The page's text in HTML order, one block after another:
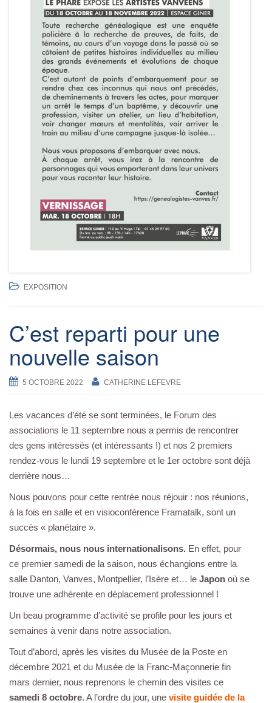
EXPOSITION
C’est reparti pour une
nouvelle saison
5 OCTOBRE 2022 CATHERINE LEFEVRE
Les vacances d’été se sont terminées, le Forum des
associations le 11 septembre nous a permis de rencontrer
des gens intéressés (et intéressants !) et nos 2 premiers
rendez-vous le lundi 19 septembre et le 1er octobre sont déjà
derrière nous…
Nous pouvons pour cette rentrée nous réjouir : nos réunions,
à la fois en salle et en visioconférence Framatalk, sont un
succès « planétaire ».
Désormais, nous nous internationalisons. En effet, pour
ce premier samedi de la saison, nous échangions entre la
salle Danton, Vanves, Montpellier, l’Isère et… le Japon où se
trouve une adhérente en déplacement professionnel !
Un beau programme d’activité se profile pour les jours et
semaines à venir dans notre association.
Tout d’abord, après les visites du Musée de la Poste en
décembre 2021 et du Musée de la Franc-Maçonnerie fin
mars dernier, nous reprenons le chemin des visites ce
samedi 8 octobre. A l’ordre du jour, une visite guidée de la